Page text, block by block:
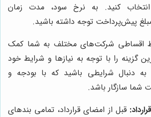
کنید. به نرخ سود، مدت زمان
پیش‌پرداخت توجه داشته باشید.
اقساطی شرکت‌های مختلف به شما کمک
گزینه را با توجه به نیازها و شرایط خود
به دنبال شرایطی باشید که با بودجه و
شما سازگار باشد.
قبل از امضای قرارداد، تمامی بندهای